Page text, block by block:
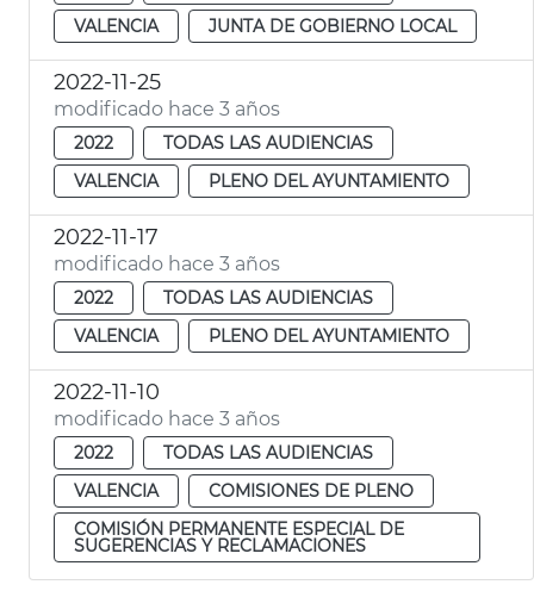
VALENCIA
JUNTA DE GOBIERNO LOCAL
2022-11-25
modificado hace 3 años
2022
TODAS LAS AUDIENCIAS
VALENCIA
PLENO DEL AYUNTAMIENTO
2022-11-17
modificado hace 3 años
2022
TODAS LAS AUDIENCIAS
VALENCIA
PLENO DEL AYUNTAMIENTO
2022-11-10
modificado hace 3 años
2022
TODAS LAS AUDIENCIAS
VALENCIA
COMISIONES DE PLENO
COMISIÓN PERMANENTE ESPECIAL DE
SUGERENCIAS Y RECLAMACIONES